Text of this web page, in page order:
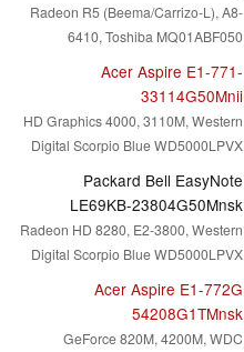
Radeon R5 (Beema/Carrizo-L), A8-
6410, Toshiba MQ01ABF050
Acer Aspire E1-771-
33114G50Mnii
HD Graphics 4000, 3110M, Western
Digital Scorpio Blue WD5000LPVX
Packard Bell EasyNote
LE69KB-23804G50Mnsk
Radeon HD 8280, E2-3800, Western
Digital Scorpio Blue WD5000LPVX
Acer Aspire E1-772G
54208G1TMnsk
GeForce 820M, 4200M, WDC